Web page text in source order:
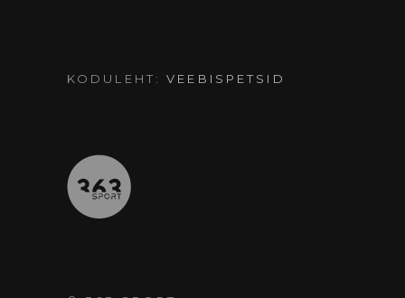
KODULEHT:VEEBISPETSID